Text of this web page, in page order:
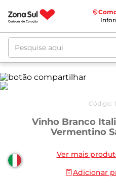
Pesquise aqui
Código:
Vinho Branco
Vermentino
Ver mais
Adicionar